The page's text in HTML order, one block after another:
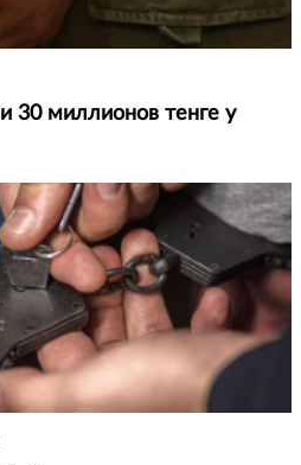
30 миллионов тенге у